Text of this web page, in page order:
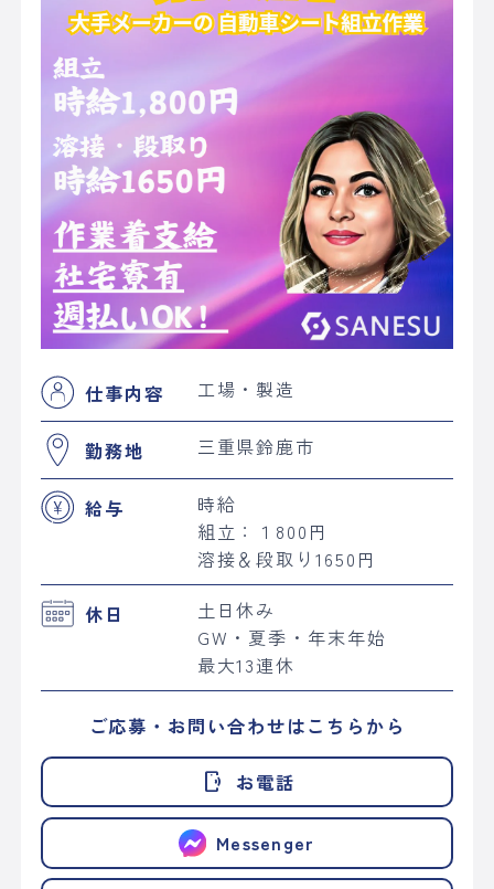
仕事内容 工場・製造
勤務地 三重県鈴鹿市
給与
時給
組立：１800円
溶接＆段取り1650円
休日
土日休み
GW・夏季・年末年始
最大13連休
ご応募・お問い合わせはこちらから
phonelink_ring お電話
Messenger